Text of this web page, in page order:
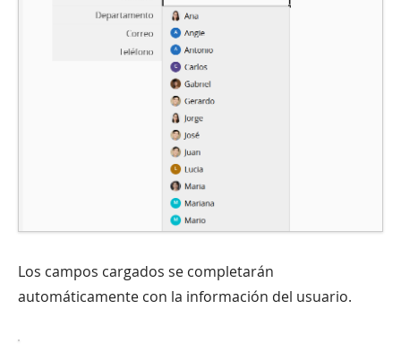
Los campos cargados se completarán
automáticamente con la información del usuario.